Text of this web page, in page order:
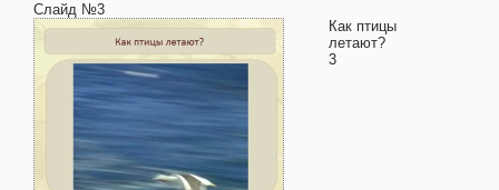
Слайд №3
Как птицы
летают?
3